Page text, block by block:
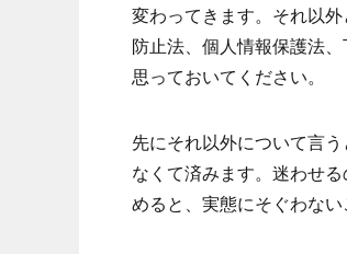
変わってきます。それ以
防止法、個人情報保護法
思っておいてください。
先にそれ以外について言
なくて済みます。迷わせ
めると、実態にそぐわない